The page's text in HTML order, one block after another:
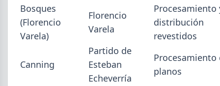
2026
Agosto (4)
Julio (9)
Mayo (15)
Bosques
(Florencio
Varela)
Florencio
Varela
Procesamiento
distribución
revestidos
Canning
Partido de
Esteban
Echeverría
Procesamiento
planos